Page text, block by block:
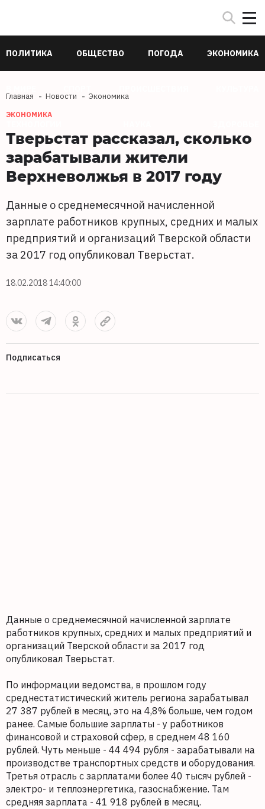
ПОЛИТИКА ОБЩЕСТВО ПОГОДА ЭКОНОМИКА
Главная Новости Экономика
ЭКОНОМИКА
Тверьстат рассказал, сколько
зарабатывали жители
Верхневолжья в 2017 году
Данные о среднемесячной начисленной
зарплате работников крупных, средних и малых
предприятий и организаций Тверской области
за 2017 год опубликовал Тверьстат.
18.02.2018 14:40:00
Подписаться
Данные о среднемесячной начисленной зарплате
работников крупных, средних и малых предприятий и
организаций Тверской области за 2017 год
опубликовал Тверьстат.
По информации ведомства, в прошлом году
среднестатистический житель региона зарабатывал
27 387 рублей в месяц, это на 4,8% больше, чем годом
ранее. Самые большие зарплаты - у работников
финансовой и страховой сфер, в среднем 48 160
рублей. Чуть меньше - 44 494 рубля - зарабатывали на
производстве транспортных средств и оборудования.
Третья отрасль с зарплатами более 40 тысяч рублей -
электро- и теплоэнергетика, газоснабжение. Там
средняя зарплата - 41 918 рублей в месяц.